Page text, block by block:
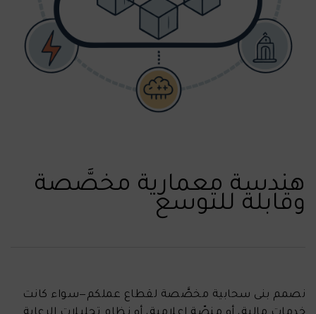
هندسة معمارية مخصَّصة
وقابلة للتوسع
نصمم بنى سحابية مخصَّصة لقطاع عملكم—سواء كانت